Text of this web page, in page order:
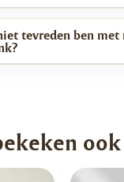
tevreden ben met
ook